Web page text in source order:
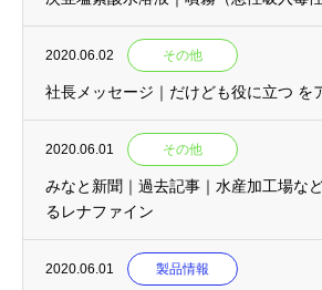
2020.06.02 その他
社長メッセージ｜だけども役に立つ を
2020.06.01 その他
みなと新聞｜過去記事｜水産加工場な
るレナファイン
2020.06.01 製品情報